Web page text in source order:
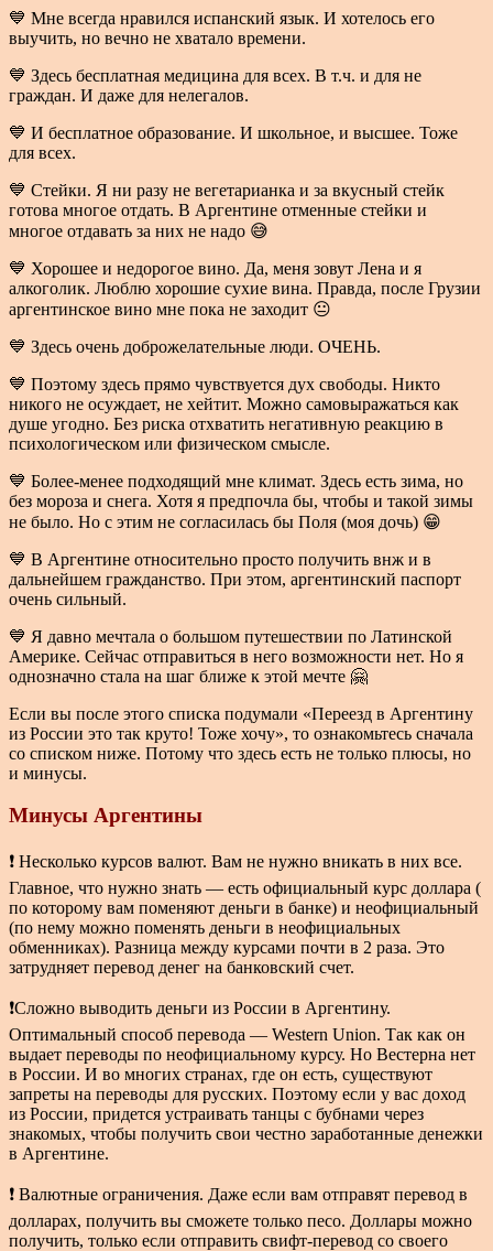
💙 Мне всегда нравился испанский язык. И хотелось его
выучить, но вечно не хватало времени.
💙 Здесь бесплатная медицина для всех. В т.ч. и для не
граждан. И даже для нелегалов.
💙 И бесплатное образование. И школьное, и высшее. Тоже
для всех.
💙 Стейки. Я ни разу не вегетарианка и за вкусный стейк
готова многое отдать. В Аргентине отменные стейки и
многое отдавать за них не надо 😅
💙 Хорошее и недорогое вино. Да, меня зовут Лена и я
алкоголик. Люблю хорошие сухие вина. Правда, после Грузии
аргентинское вино мне пока не заходит 😐
💙 Здесь очень доброжелательные люди. ОЧЕНЬ.
💙 Поэтому здесь прямо чувствуется дух свободы. Никто
никого не осуждает, не хейтит. Можно самовыражаться как
душе угодно. Без риска отхватить негативную реакцию в
психологическом или физическом смысле.
💙 Более-менее подходящий мне климат. Здесь есть зима, но
без мороза и снега. Хотя я предпочла бы, чтобы и такой зимы
не было. Но с этим не согласилась бы Поля (моя дочь) 😁
💙 В Аргентине относительно просто получить внж и в
дальнейшем гражданство. При этом, аргентинский паспорт
очень сильный.
💙 Я давно мечтала о большом путешествии по Латинской
Америке. Сейчас отправиться в него возможности нет. Но я
однозначно стала на шаг ближе к этой мечте 🤗
Если вы после этого списка подумали «Переезд в Аргентину
из России это так круто! Тоже хочу», то ознакомьтесь сначала
со списком ниже. Потому что здесь есть не только плюсы, но
и минусы.
Минусы Аргентины
❗ Несколько курсов валют. Вам не нужно вникать в них все.
Главное, что нужно знать — есть официальный курс доллара (
по которому вам поменяют деньги в банке) и неофициальный
(по нему можно поменять деньги в неофициальных
обменниках). Разница между курсами почти в 2 раза. Это
затрудняет перевод денег на банковский счет.
❗Сложно выводить деньги из России в Аргентину.
Оптимальный способ перевода — Western Union. Так как он
выдает переводы по неофициальному курсу. Но Вестерна нет
в России. И во многих странах, где он есть, существуют
запреты на переводы для русских. Поэтому если у вас доход
из России, придется устраивать танцы с бубнами через
знакомых, чтобы получить свои честно заработанные денежки
в Аргентине.
❗ Валютные ограничения. Даже если вам отправят перевод в
долларах, получить вы сможете только песо. Доллары можно
получить, только если отправить свифт-перевод со своего